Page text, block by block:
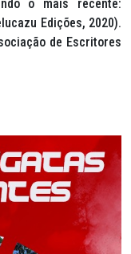
o mais recente:
Edições, 2020).
de Escritores